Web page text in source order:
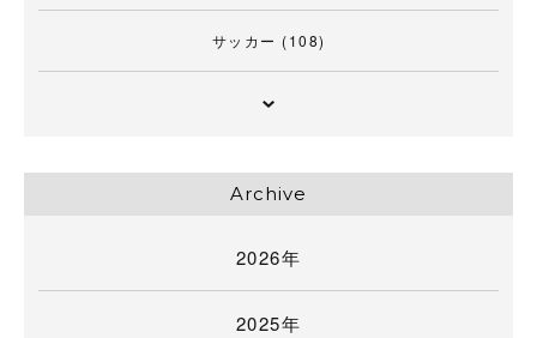
サッカー (108)
Archive
2026年
2025年